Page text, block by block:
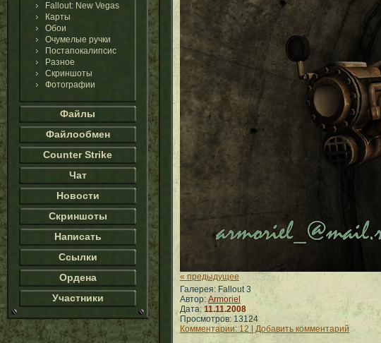
Fallout: New Vegas
Карты
Обои
Очумелые ручки
Постапокалипсис
Разное
Скриншоты
Фотографии
Файлы
Файлообмен
Counter Strike
Чат
Новости
Скриншоты
Написать
Ссылки
Ордена
Участники
« предыдущее
Галерея: Fallout 3
Автор: Armoriel
Дата: 11.11.2008
Просмотров: 13124
Комментарии: 12 | Добавить комментарий